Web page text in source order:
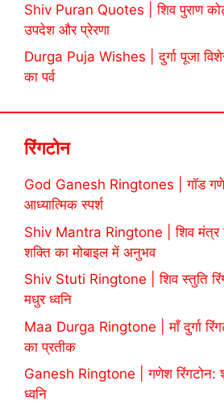
Shiv Puran Quotes | शिव पुराण
उपदेश और प्रेरणा
Durga Puja Wishes | दुर्गा पूजा
का पर्व
रिंगटोन
God Ganesh Ringtones | गॉड
आध्यात्मिक स्पर्श
Shiv Mantra Ringtone | शिव मंत्र
शक्ति का मोबाइल में अनुभव
Shiv Stuti Ringtone | शिव स्तुति
मधुर ध्वनि
Maa Durga Ringtone | माँ दुर्गा
का प्रतीक
Ganesh Ringtone | गणेश रिंगटोन:
ध्वनि